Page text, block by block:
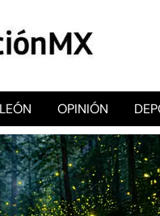
OPINIÓN